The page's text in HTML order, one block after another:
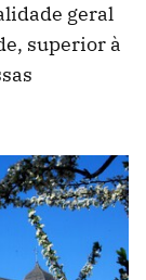
geral
superior à